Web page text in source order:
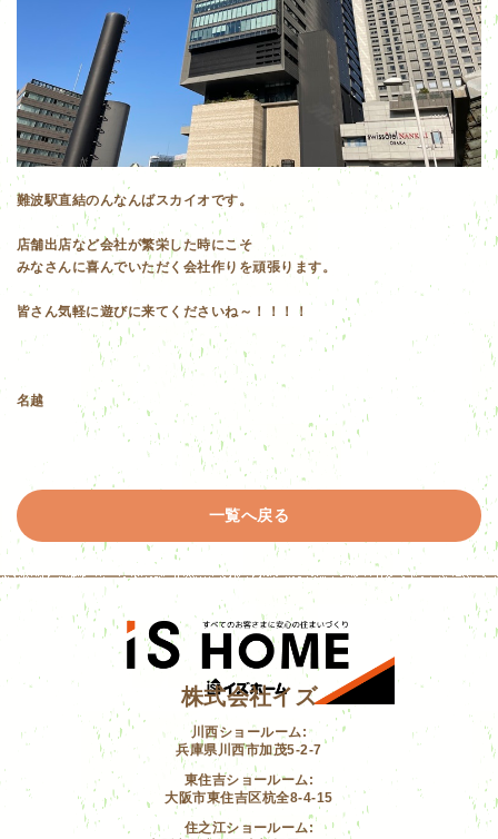
難波駅直結のんなんばスカイオです。
店舗出店など会社が繁栄した時にこそ
みなさんに喜んでいただく会社作りを頑張ります。
皆さん気軽に遊びに来てくださいね～！！！！
名越
一覧へ戻る
株式会社イズ
川西ショールーム:
兵庫県川西市加茂5-2-7
東住吉ショールーム:
大阪市東住吉区杭全8-4-15
住之江ショールーム: